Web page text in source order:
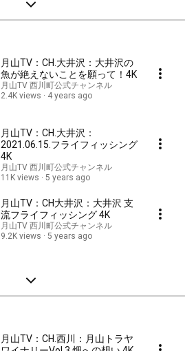
月山TV：CH.大井沢：大井沢の
魚が絶えないことを願って！4K
月山TV 西川町公式チャンネル
2.4K views
4 years ago
月山TV：CH.大井沢：
2021.06.15.フライフィッシング
4K
月山TV 西川町公式チャンネル
11K views
5 years ago
月山TV：CH大井沢：大井沢 支
流フライフィッシング 4K
月山TV 西川町公式チャンネル
9.2K views
5 years ago
月山TV：CH.西川：月山トラヤ